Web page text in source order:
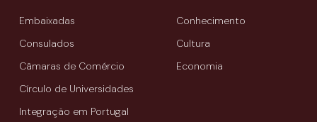
Embaixadas
Consulados
Câmaras de Comércio
Círculo de Universidades
Integração em Portugal
Conhecimento
Cultura
Economia